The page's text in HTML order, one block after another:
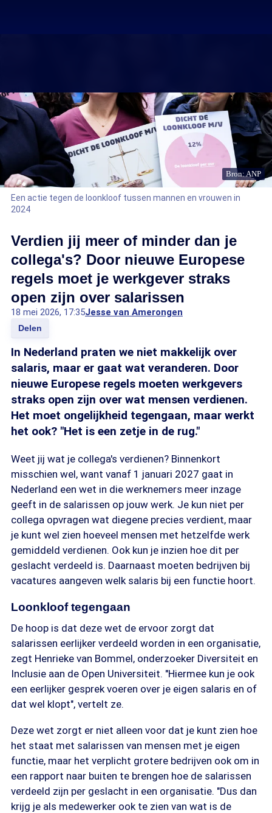
Bron: ANP
Een actie tegen de loonkloof tussen mannen en vrouwen in
2024
Verdien jij meer of minder dan je
collega's? Door nieuwe Europese
regels moet je werkgever straks
open zijn over salarissen
18 mei 2026, 17:35Jesse van Amerongen
Delen
In Nederland praten we niet makkelijk over
salaris, maar er gaat wat veranderen. Door
nieuwe Europese regels moeten werkgevers
straks open zijn over wat mensen verdienen.
Het moet ongelijkheid tegengaan, maar werkt
het ook? "Het is een zetje in de rug."
Weet jij wat je collega's verdienen? Binnenkort
misschien wel, want vanaf 1 januari 2027 gaat in
Nederland een wet in die werknemers meer inzage
geeft in de salarissen op jouw werk. Je kun niet per
collega opvragen wat diegene precies verdient, maar
je kunt wel zien hoeveel mensen met hetzelfde werk
gemiddeld verdienen. Ook kun je inzien hoe dit per
geslacht verdeeld is. Daarnaast moeten bedrijven bij
vacatures aangeven welk salaris bij een functie hoort.
Loonkloof tegengaan
De hoop is dat deze wet de ervoor zorgt dat
salarissen eerlijker verdeeld worden in een organisatie,
zegt Henrieke van Bommel, onderzoeker Diversiteit en
Inclusie aan de Open Universiteit. "Hiermee kun je ook
een eerlijker gesprek voeren over je eigen salaris en of
dat wel klopt", vertelt ze.
Deze wet zorgt er niet alleen voor dat je kunt zien hoe
het staat met salarissen van mensen met je eigen
functie, maar het verplicht grotere bedrijven ook om in
een rapport naar buiten te brengen hoe de salarissen
verdeeld zijn per geslacht in een organisatie. "Dus dan
krijg je als medewerker ook te zien van wat is de